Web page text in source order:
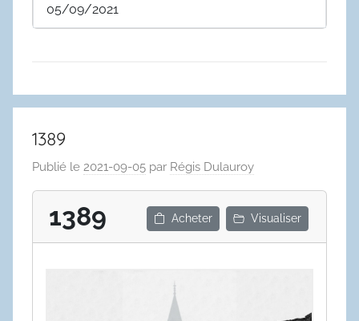
05/09/2021
1389
Publié le 2021-09-05 par Régis Dulauroy
1389 Acheter Visualiser